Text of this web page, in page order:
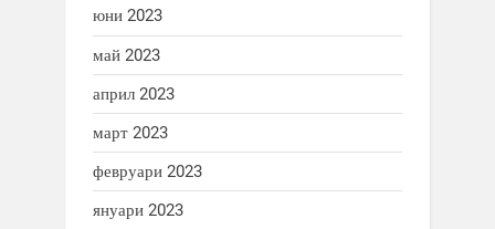
юни 2023
май 2023
април 2023
март 2023
февруари 2023
януари 2023